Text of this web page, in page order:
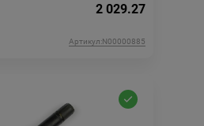
2 029.27
Артикул:N00000885